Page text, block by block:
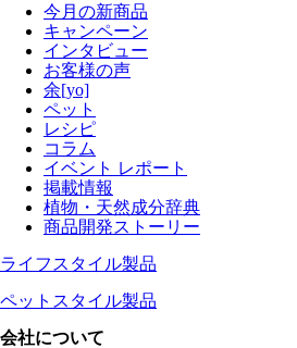
今月の新商品
キャンペーン
インタビュー
お客様の声
余[yo]
ペット
レシピ
コラム
イベント レポート
掲載情報
植物・天然成分辞典
商品開発ストーリー
ライフスタイル製品
ペットスタイル製品
会社について